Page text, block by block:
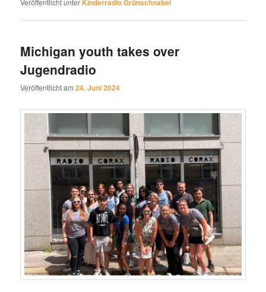
Veröffentlicht unterKinderradio Grünschnabel
Michigan youth takes over
Jugendradio
Veröffentlicht am24. Juni 2024